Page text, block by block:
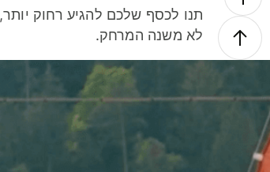
תנו לכסף שלכם להגיע רחוק יותר,
לא משנה המרחק.